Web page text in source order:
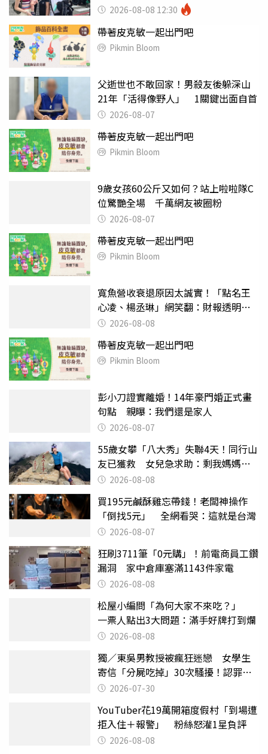
2026-08-08 12:30
帶著皮克敏一起出門吧
Pikmin Bloom
父逝世也不敢回家！男殺友後躲深山
21年「活得像野人」 1關鍵出面自首
2026-08-07
帶著皮克敏一起出門吧
Pikmin Bloom
9歲女孩60公斤又如何？站上啦啦隊C
位驚艷全場 千萬網友被圈粉
2026-08-07
帶著皮克敏一起出門吧
Pikmin Bloom
寬魚營收衰退原因太誠實！「點名王
心凌、楊丞琳」網笑翻：財報透明度
滿分2026-08-08
帶著皮克敏一起出門吧
Pikmin Bloom
彭小刀證實離婚！14年豪門婚正式畫
句點 親曝：我們還是家人
2026-08-07
55歲女攀「八大秀」失聯4天！同行山
友已獲救 女兒急求助：剩我媽媽還
沒找到
2026-08-08
買195元鹹酥雞忘帶錢！老闆神操作
「倒找5元」 全網看哭：這就是台灣
2026-08-07
狂刷3711筆「0元購」！前電商員工鑽
漏洞 家中倉庫塞滿1143件家電
2026-08-08
松屋小編問「為何大家不來吃？」
一票人點出3大問題：滿手好牌打到爛
2026-08-08
獨／東吳男教授被瘋狂迷戀 女學生
寄信「分屍吃掉」30次騷擾！認罪免
關 2026-07-30
YouTuber花19萬開箱度假村「到場遭
拒入住＋報警」 粉絲怒灌1星負評
2026-08-08